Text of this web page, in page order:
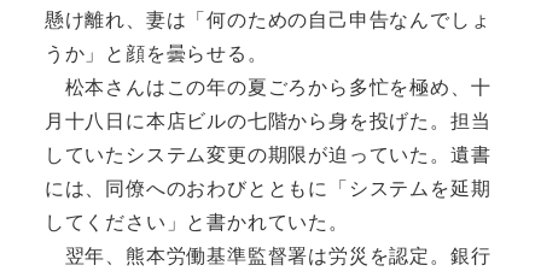
懸け離れ、妻は「何のための自己申告なんでしょ
うか」と顔を曇らせる。
松本さんはこの年の夏ごろから多忙を極め、十
月十八日に本店ビルの七階から身を投げた。担当
していたシステム変更の期限が迫っていた。遺書
には、同僚へのおわびとともに「システムを延期
してください」と書かれていた。
翌年、熊本労働基準監督署は労災を認定。銀行